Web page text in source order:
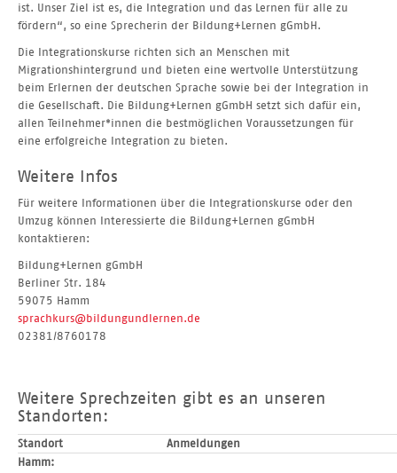
ist. Unser Ziel ist es, die Integration und das Lernen für alle zu
fördern“, so eine Sprecherin der Bildung+Lernen gGmbH.
Die Integrationskurse richten sich an Menschen mit
Migrationshintergrund und bieten eine wertvolle Unterstützung
beim Erlernen der deutschen Sprache sowie bei der Integration in
die Gesellschaft. Die Bildung+Lernen gGmbH setzt sich dafür ein,
allen Teilnehmer*innen die bestmöglichen Voraussetzungen für
eine erfolgreiche Integration zu bieten.
Weitere Infos
Für weitere Informationen über die Integrationskurse oder den
Umzug können Interessierte die Bildung+Lernen gGmbH
kontaktieren:
Bildung+Lernen gGmbH
Berliner Str. 184
59075 Hamm
sprachkurs@bildungundlernen.de
02381/8760178
Weitere Sprechzeiten gibt es an unseren
Standorten:
Standort
Anmeldungen
Hamm: